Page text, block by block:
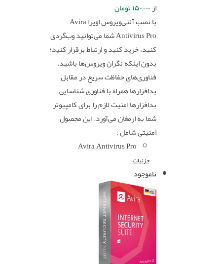
از۱۵۰,۰۰۰تومان
با نصب آنتی‌ویروس اویرا Avira
Antivirus Pro شما می‌توانید وب‌گردی
کنید، خرید کنید و ارتباط برقرار کنید؛
بدون اینکه نگران ویروس‌ها باشید.
فناوری‌های حفاظت سریع در مقابل
بدافزارها همراه با فناوری شناسایی
بدافزارها امنیت لازم را برای کامپیوتر
شما به ارمغان می‌آورد. این محصول
امنیتی شامل :
Avira Antivirus Pro
جزئیات
ناموجود